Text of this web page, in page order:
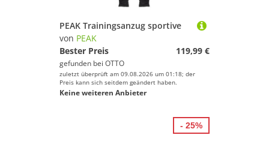
PEAK Trainingsanzug sportive
von PEAK
Bester Preis
119,99 €
gefunden bei OTTO
zuletzt überprüft am 09.08.2026 um 01:18; der
Preis kann sich seitdem geändert haben.
Keine weiteren Anbieter
- 25%